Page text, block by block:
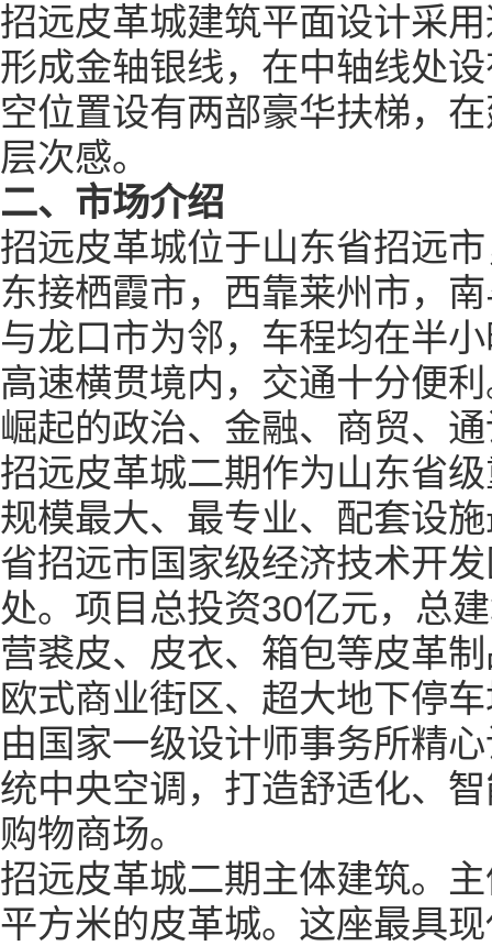
招远皮革城建筑平面设计采
形成金轴银线，在中轴线处
空位置设有两部豪华扶梯，
层次感。
二、市场介绍
招远皮革城位于山东省招远
东接栖霞市，西靠莱州市，
与龙口市为邻，车程均在半
高速横贯境内，交通十分便
崛起的政治、金融、商贸、
招远皮革城二期作为山东省
规模最大、最专业、配套设
省招远市国家级经济技术开
处。项目总投资30亿元，总
营裘皮、皮衣、箱包等皮革
欧式商业街区、超大地下停
由国家一级设计师事务所精
统中央空调，打造舒适化、
购物商场。
招远皮革城二期主体建筑。
平方米的皮革城。这座最具